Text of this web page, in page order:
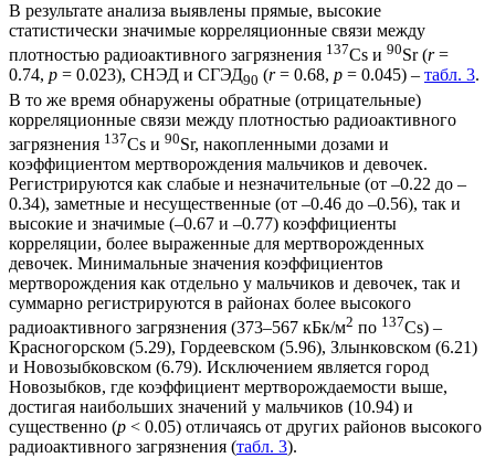
В результате анализа выявлены прямые, высокие
статистически значимые корреляционные связи между
плотностью радиоактивного загрязнения 137Cs и 90Sr (r=
0.74, p = 0.023), СНЭД и СГЭД90 (r= 0.68, p = 0.045) – табл. 3.
В то же время обнаружены обратные (отрицательные)
корреляционные связи между плотностью радиоактивного
загрязнения 137Cs и 90Sr, накопленными дозами и
коэффициентом мертворождения мальчиков и девочек.
Регистрируются как слабые и незначительные (от –0.22 до –
0.34), заметные и несущественные (от –0.46 до –0.56), так и
высокие и значимые (–0.67 и –0.77) коэффициенты
корреляции, более выраженные для мертворожденных
девочек. Минимальные значения коэффициентов
мертворождения как отдельно у мальчиков и девочек, так и
суммарно регистрируются в районах более высокого
радиоактивного загрязнения (373–567 кБк/м2 по 137Cs) –
Красногорском (5.29), Гордеевском (5.96), Злынковском (6.21)
и Новозыбковском (6.79). Исключением является город
Новозыбков, где коэффициент мертворождаемости выше,
достигая наибольших значений у мальчиков (10.94) и
существенно (p < 0.05) отличаясь от других районов высокого
радиоактивного загрязнения (табл. 3).